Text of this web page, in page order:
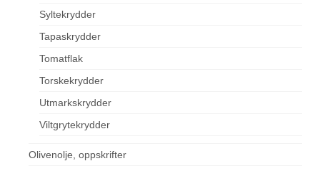
Syltekrydder
Tapaskrydder
Tomatflak
Torskekrydder
Utmarkskrydder
Viltgrytekrydder
Olivenolje, oppskrifter